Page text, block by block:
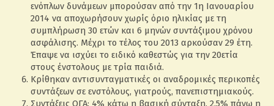
ενόπλων δυνάμεων μπορούσαν από την 1η Ιανουαρίου
2014 να αποχωρήσουν χωρίς όριο ηλικίας με τη
συμπλήρωση 30 ετών και 6 μηνών συντάξιμου χρόνου
ασφάλισης. Μέχρι το τέλος του 2013 αρκούσαν 29 έτη.
Έπαψε να ισχύει το ειδικό καθεστώς για την 20ετία
στους ένστολους με τρία παιδιά.
Κρίθηκαν αντισυνταγματικές οι αναδρομικές περικοπές
συντάξεων σε ενστόλους, γιατρούς, πανεπιστημιακούς.
Συντάξεις ΟΓΑ: 4% κάτω η βασική σύνταξη, 2,5% πάνω η